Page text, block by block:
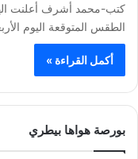
كتب-محمد أشرف أعلنت
الطقس المتوقعة اليوم الأربعاء الموافق 16
أكمل القراءة »
بورصة هواها بيطري